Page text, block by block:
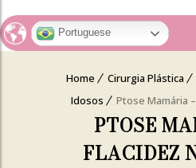
Portuguese
Home Cirurgia Plástica
Idosos
Ptose Mamária
PTOSE
FLACIDEZ